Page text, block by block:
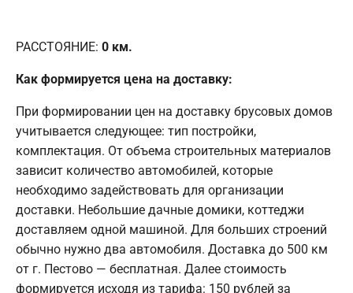
РАССТОЯНИЕ: 0 км.
Как формируется цена на доставку:
При формировании цен на доставку брусовых домов
учитывается следующее: тип постройки,
комплектация. От объема строительных материалов
зависит количество автомобилей, которые
необходимо задействовать для организации
доставки. Небольшие дачные домики, коттеджи
доставляем одной машиной. Для больших строений
обычно нужно два автомобиля. Доставка до 500 км
от г. Пестово — бесплатная. Далее стоимость
формируется исходя из тарифа: 150 рублей за